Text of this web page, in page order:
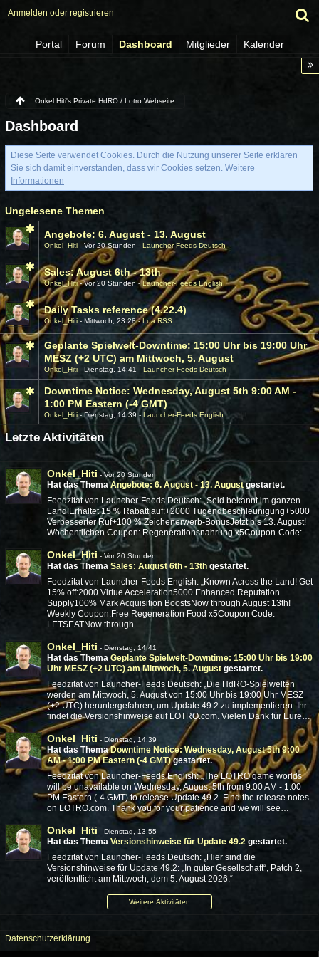
Anmelden oder registrieren
Portal Forum Dashboard Mitglieder Kalender
Onkel Hiti's Private HdRO / Lotro Webseite
Dashboard
Diese Seite verwendet Cookies. Durch die Nutzung unserer Seite erklären
Sie sich damit einverstanden, dass wir Cookies setzen. Weitere
Informationen
Ungelesene Themen
Angebote: 6. August - 13. August
Onkel_Hiti Vor 20 Stunden Launcher-Feeds Deutsch
Sales: August 6th - 13th
Onkel_Hiti Vor 20 Stunden Launcher-Feeds English
Daily Tasks reference (4.22.4)
Onkel_Hiti Mittwoch, 23:28 Lua RSS
Geplante Spielwelt-Downtime: 15:00 Uhr bis 19:00 Uhr
MESZ (+2 UTC) am Mittwoch, 5. August
Onkel_Hiti Dienstag, 14:41 Launcher-Feeds Deutsch
Downtime Notice: Wednesday, August 5th 9:00 AM -
1:00 PM Eastern (-4 GMT)
Onkel_Hiti Dienstag, 14:39 Launcher-Feeds English
Letzte Aktivitäten
Onkel_Hiti -Vor 20 Stunden
Hat das ThemaAngebote: 6. August - 13. Augustgestartet.
Feedzitat von Launcher-Feeds Deutsch: „Seid bekannt im ganzen
Land!Erhaltet 15 % Rabatt auf:+2000 Tugendbeschleunigung+5000
Verbesserter Ruf+100 % Zeichenerwerb-BonusJetzt bis 13. August!
Wöchentlichen Coupon: Regenerationsnahrung x5Coupon-Code:…
Onkel_Hiti - Vor 20 Stunden
Hat das Thema Sales: August 6th - 13th gestartet.
Feedzitat von Launcher-Feeds English: „Known Across the Land! Get
15% off:2000 Virtue Acceleration5000 Enhanced Reputation
Supply100% Mark Acquisition BoostsNow through August 13th!
Weekly Coupon:Free Regeneration Food x5Coupon Code:
LETSEATNow through…
Onkel_Hiti - Dienstag, 14:41
Hat das Thema Geplante Spielwelt-Downtime: 15:00 Uhr bis 19:00
Uhr MESZ (+2 UTC) am Mittwoch, 5. August gestartet.
Feedzitat von Launcher-Feeds Deutsch: „Die HdRO-Spielwelten
werden am Mittwoch, 5. August von 15:00 Uhr bis 19:00 Uhr MESZ
(+2 UTC) heruntergefahren, um Update 49.2 zu implementieren. Ihr
findet die Versionshinweise auf LOTRO.com. Vielen Dank für Eure…
Onkel_Hiti - Dienstag, 14:39
Hat das ThemaDowntime Notice: Wednesday, August 5th 9:00
AM - 1:00 PM Eastern (-4 GMT)gestartet.
Feedzitat von Launcher-Feeds English: „The LOTRO game worlds
will be unavailable on Wednesday, August 5th from 9:00 AM - 1:00
PM Eastern (-4 GMT) to release Update 49.2. Find the release notes
on LOTRO.com. Thank you for your patience and we will see…
Onkel_Hiti - Dienstag, 13:55
Hat das Thema Versionshinweise für Update 49.2 gestartet.
Feedzitat von Launcher-Feeds Deutsch: „Hier sind die
Versionshinweise für Update 49.2: „In guter Gesellschaft“, Patch 2,
veröffentlicht am Mittwoch, dem 5. August 2026.“
Weitere Aktivitäten
Datenschutzerklärung